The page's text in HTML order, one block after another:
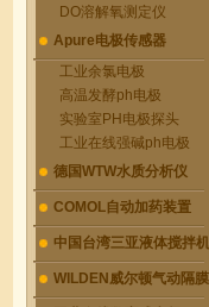
DO溶解氧测定仪
Apure电极传感器
工业余氯电极
高温发酵ph电极
实验室PH电极探头
工业在线强碱ph电极
德国WTW水质分析仪
COMOL自动加药装置
中国台湾三亚液体搅拌机
WILDEN威尔顿气动隔